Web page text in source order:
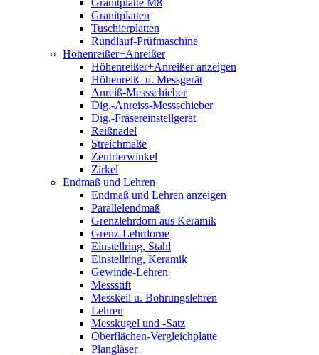
Granitplatte M8
Granitplatten
Tuschierplatten
Rundlauf-Prüfmaschine
Höhenreißer+Anreißer
Höhenreißer+Anreißer anzeigen
Höhenreiß- u. Messgerät
Anreiß-Messschieber
Dig.-Anreiss-Messschieber
Dig.-Fräsereinstellgerät
Reißnadel
Streichmaße
Zentrierwinkel
Zirkel
Endmaß und Lehren
Endmaß und Lehren anzeigen
Parallelendmaß
Grenzlehrdorn aus Keramik
Grenz-Lehrdorne
Einstellring, Stahl
Einstellring, Keramik
Gewinde-Lehren
Messstift
Messkeil u. Bohrungslehren
Lehren
Messkugel und -Satz
Oberflächen-Vergleichplatte
Plangläser